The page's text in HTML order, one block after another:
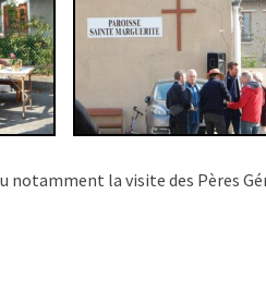
notamment la visite des Pères